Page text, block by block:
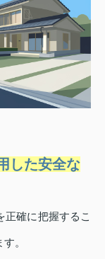
した安全な
正確に把握するこ
。